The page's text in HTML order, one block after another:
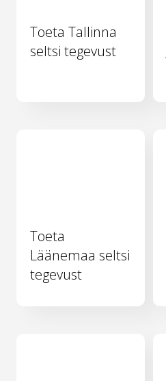
Toeta Tallinna
seltsi tegevust
Toeta
Läänemaa seltsi
tegevust